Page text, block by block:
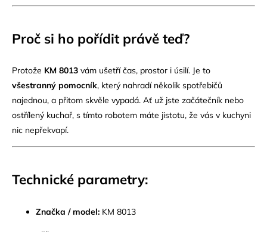
Proč si ho pořídit právě teď?
Protože KM 8013 vám ušetří čas, prostor i úsilí. Je to
všestranný pomocník, který nahradí několik spotřebičů
najednou, a přitom skvěle vypadá. Ať už jste začátečník nebo
ostřílený kuchař, s tímto robotem máte jistotu, že vás v kuchyni
nic nepřekvapí.
Technické parametry:
Značka / model: KM 8013